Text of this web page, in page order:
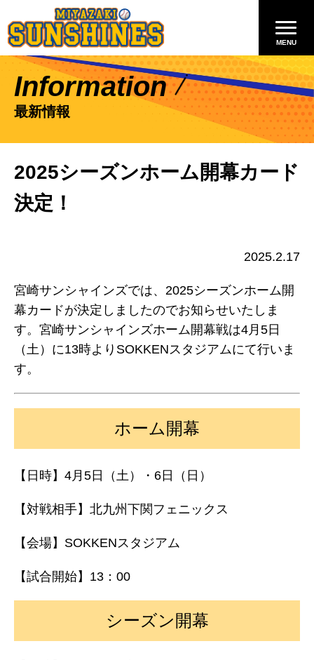
Information
最新情報
2025シーズンホーム開幕カード
決定！
2025.2.17
宮崎サンシャインズでは、2025シーズンホーム開
幕カードが決定しましたのでお知らせいたしま
す。宮崎サンシャインズホーム開幕戦は4月5日
（土）に13時よりSOKKENスタジアムにて行いま
す。
ホーム開幕
【日時】4月5日（土）・6日（日）
【対戦相手】北九州下関フェニックス
【会場】SOKKENスタジアム
【試合開始】13：00
シーズン開幕